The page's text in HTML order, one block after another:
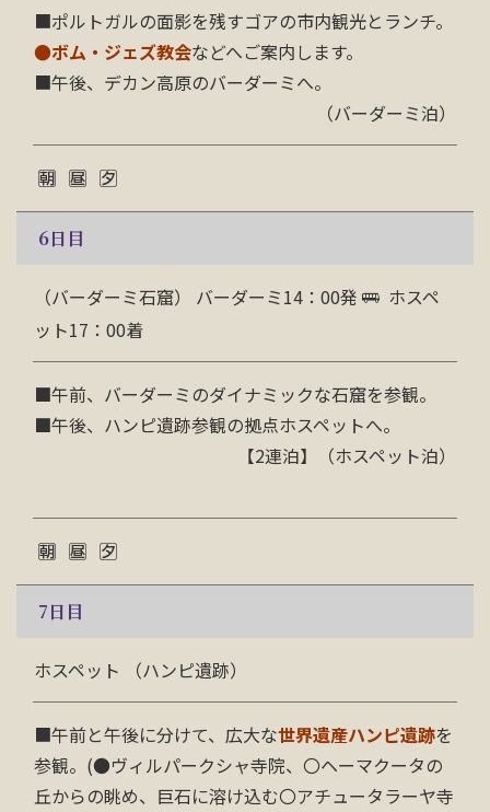
■ポルトガルの面影を残すゴアの市内観光とランチ。
●ボム・ジェズ教会などへご案内します。
■午後、デカン高原のバーダーミへ。
（バーダーミ泊）
6日目
（バーダーミ石窟） バーダーミ14：00発
ホスペ
ット17：00着
■午前、バーダーミのダイナミックな石窟を参観。
■午後、ハンピ遺跡参観の拠点ホスペットへ。
【2連泊】（ホスペット泊）
7日目
ホスペット （ハンピ遺跡）
■午前と午後に分けて、広大な世界遺産ハンピ遺跡を
参観。(●ヴィルパークシャ寺院、〇ヘーマクータの
丘からの眺め、巨石に溶け込む〇アチュータラーヤ寺